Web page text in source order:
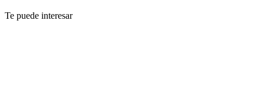
Te puede interesar